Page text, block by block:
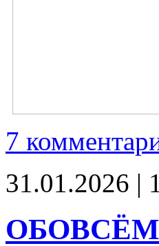
7
31.01.2026 |
ОБОВСЁМ-